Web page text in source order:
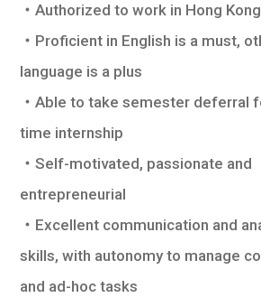
學生
101
・Authorized to work in Hong Kong
・Proficient in English is a must,
language is a plus
・Able to take semester deferral
time internship
・Self-motivated, passionate and
entrepreneurial
・Excellent communication and
skills, with autonomy to manage
and ad-hoc tasks